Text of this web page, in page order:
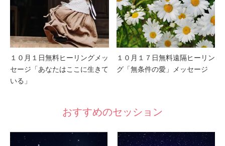
１０月１日無料ヒーリングメッ
セージ「あなたはここに生きて
いる」
１０月１７日無料遠隔ヒーリン
グ「無条件の愛」メッセージ
おすすめのセッション